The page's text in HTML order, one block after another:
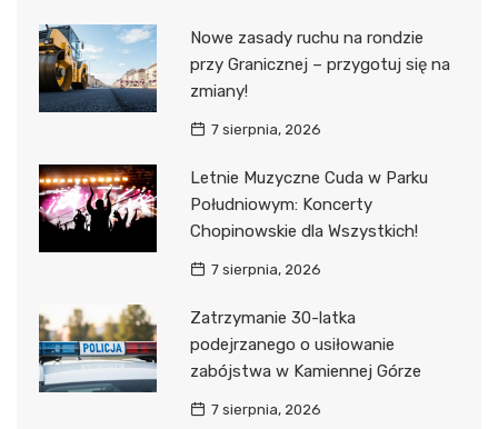
Nowe zasady ruchu na rondzie
przy Granicznej – przygotuj się na
zmiany!
7 sierpnia, 2026
Letnie Muzyczne Cuda w Parku
Południowym: Koncerty
Chopinowskie dla Wszystkich!
7 sierpnia, 2026
Zatrzymanie 30-latka
podejrzanego o usiłowanie
zabójstwa w Kamiennej Górze
7 sierpnia, 2026